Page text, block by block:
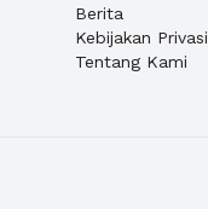
Berita
Kebijakan Privasi
Tentang Kami